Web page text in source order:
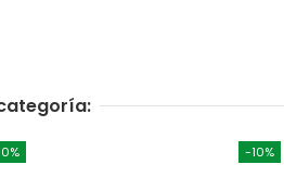
-10%